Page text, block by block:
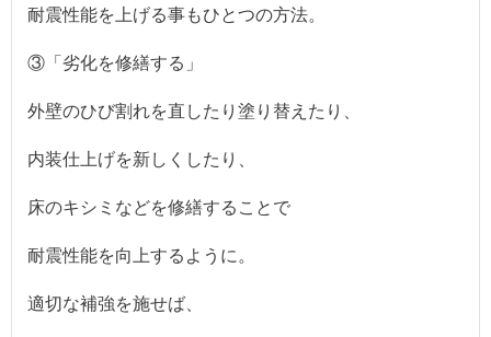
耐震性能を上げる事もひとつの方法。
③「劣化を修繕する」
外壁のひび割れを直したり塗り替えたり、
内装仕上げを新しくしたり、
床のキシミなどを修繕することで
耐震性能を向上するように。
適切な補強を施せば、